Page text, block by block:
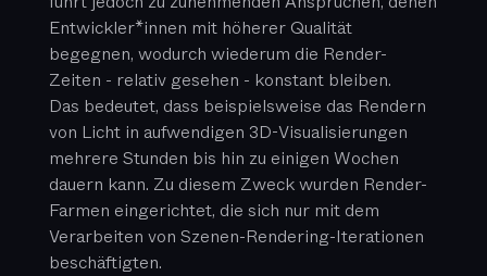
Entwickler*innen mit höherer Qualität
begegnen, wodurch wiederum die Render-
Zeiten - relativ gesehen - konstant bleiben.
Das bedeutet, dass beispielsweise das Rendern
von Licht in aufwendigen 3D-Visualisierungen
mehrere Stunden bis hin zu einigen Wochen
dauern kann. Zu diesem Zweck wurden Render-
Farmen eingerichtet, die sich nur mit dem
Verarbeiten von Szenen-Rendering-Iterationen
beschäftigten.